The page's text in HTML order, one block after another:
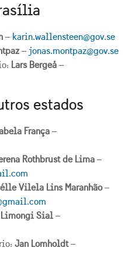
– karin.wallensteen@gov.se
–jonas.montpaz@gov.se
Lars Bergeå–
estados
França–
Rothbrust de Lima–
Vilela Lins Maranhão–
Sial –
Jan Lomholdt–